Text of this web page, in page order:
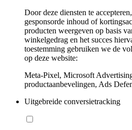
Door deze diensten te
gesponsorde inhoud of
producten weergeven op basis
winkelgedrag en het succes
toestemming gebruiken we de
op deze website:
Meta-Pixel, Microsoft
productaanbevelingen, Ads
Uitgebreide conversietracking